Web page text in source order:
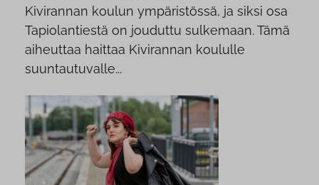
Kivirannan koulun ympäristössä, ja siksi osa
Tapiolantiestä on jouduttu sulkemaan. Tämä
aiheuttaa haittaa Kivirannan koululle
suuntautuvalle...